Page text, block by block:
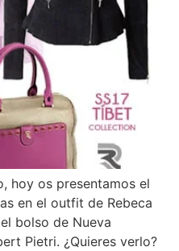
hoy os presentamos el
en el outfit de Rebeca
bolso de Nueva
Pietri. ¿Quieres verlo?